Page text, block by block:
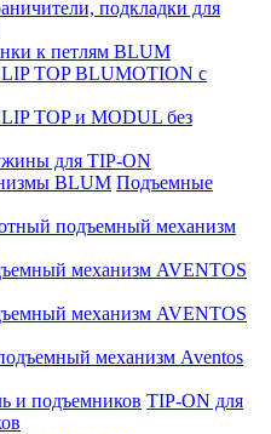
подкладки для
к петлям BLUM
TOP BLUMOTION с
TOP и MODUL без
для TIP-ON
Подъемные
подъемный механизм
механизм AVENTOS
механизм AVENTOS
механизм Aventos
TIP-ON для